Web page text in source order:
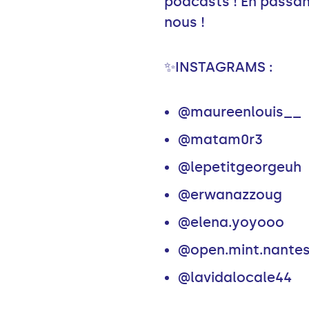
nous !
✨INSTAGRAMS :
@maureenlouis__
@matam0r3
@lepetitgeorgeuh
@erwanazzoug
@elena.yoyooo
@open.mint.nantes
@lavidalocale44